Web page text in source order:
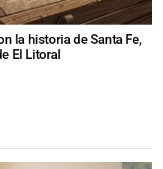
la historia de Santa Fe,
El Litoral